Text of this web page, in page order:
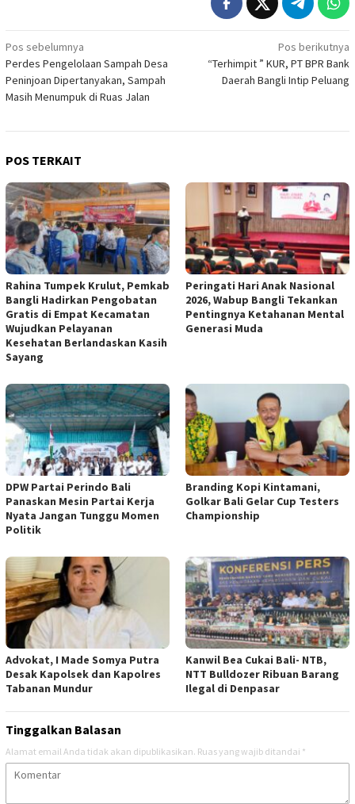
Navigasi
pos
Pos sebelumnya
Perdes Pengelolaan Sampah Desa
Peninjoan Dipertanyakan, Sampah
Masih Menumpuk di Ruas Jalan
Pos berikutnya
“Terhimpit ” KUR, PT BPR Bank
Daerah Bangli Intip Peluang
POS TERKAIT
Rahina Tumpek Krulut, Pemkab
Bangli Hadirkan Pengobatan
Gratis di Empat Kecamatan
Wujudkan Pelayanan
Kesehatan Berlandaskan Kasih
Sayang
Peringati Hari Anak Nasional
2026, Wabup Bangli Tekankan
Pentingnya Ketahanan Mental
Generasi Muda
DPW Partai Perindo Bali
Panaskan Mesin Partai Kerja
Nyata Jangan Tunggu Momen
Politik
Branding Kopi Kintamani,
Golkar Bali Gelar Cup Testers
Championship
Advokat, I Made Somya Putra
Desak Kapolsek dan Kapolres
Tabanan Mundur
Kanwil Bea Cukai Bali- NTB,
NTT Bulldozer Ribuan Barang
Ilegal di Denpasar
Tinggalkan Balasan
Alamat email Anda tidak akan dipublikasikan. Ruas yang wajib ditandai *